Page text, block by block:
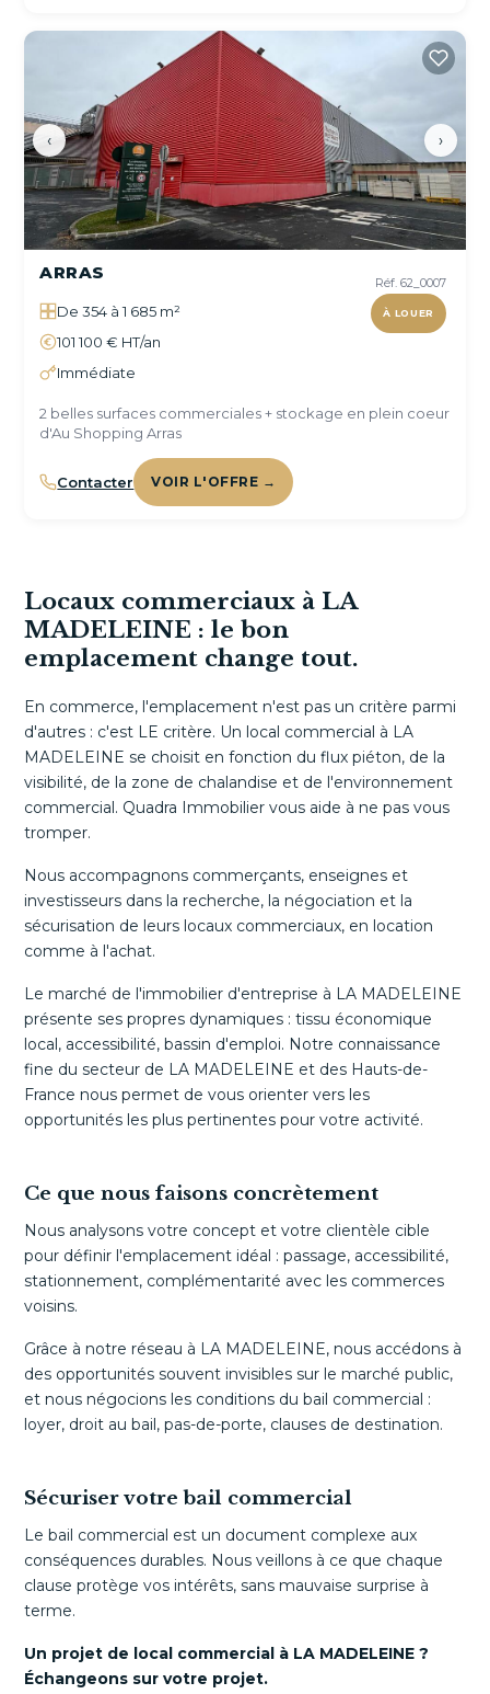
‹ ›
Réf. 62_0007
À LOUER
ARRAS
De 354 à 1 685 m²
101 100 € HT/an
Immédiate
2 belles surfaces commerciales + stockage en plein coeur
d'Au Shopping Arras
Contacter VOIR L'OFFRE →
Locaux commerciaux à LA
MADELEINE : le bon
emplacement change tout.
En commerce, l'emplacement n'est pas un critère parmi
d'autres : c'est LE critère. Un local commercial à LA
MADELEINE se choisit en fonction du flux piéton, de la
visibilité, de la zone de chalandise et de l'environnement
commercial. Quadra Immobilier vous aide à ne pas vous
tromper.
Nous accompagnons commerçants, enseignes et
investisseurs dans la recherche, la négociation et la
sécurisation de leurs locaux commerciaux, en location
comme à l'achat.
Le marché de l'immobilier d'entreprise à LA MADELEINE
présente ses propres dynamiques : tissu économique
local, accessibilité, bassin d'emploi. Notre connaissance
fine du secteur de LA MADELEINE et des Hauts-de-
France nous permet de vous orienter vers les
opportunités les plus pertinentes pour votre activité.
Ce que nous faisons concrètement
Nous analysons votre concept et votre clientèle cible
pour définir l'emplacement idéal : passage, accessibilité,
stationnement, complémentarité avec les commerces
voisins.
Grâce à notre réseau à LA MADELEINE, nous accédons à
des opportunités souvent invisibles sur le marché public,
et nous négocions les conditions du bail commercial :
loyer, droit au bail, pas-de-porte, clauses de destination.
Sécuriser votre bail commercial
Le bail commercial est un document complexe aux
conséquences durables. Nous veillons à ce que chaque
clause protège vos intérêts, sans mauvaise surprise à
terme.
Un projet de local commercial à LA MADELEINE ?
Échangeons sur votre projet.